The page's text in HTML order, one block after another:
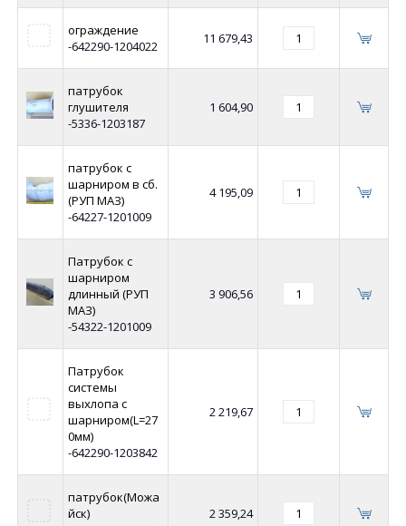
ограждение
-642290-1204022
11 679,43
патрубок
глушителя
-5336-1203187
1 604,90
патрубок с
шарниром в сб.
(РУП МАЗ)
-64227-1201009
4 195,09
Патрубок с
шарниром
длинный (РУП
МАЗ)
-54322-1201009
3 906,56
Патрубок
системы
выхлопа с
шарниром(L=27
0мм)
-642290-1203842
2 219,67
патрубок(Можа
йск)
2 359,24